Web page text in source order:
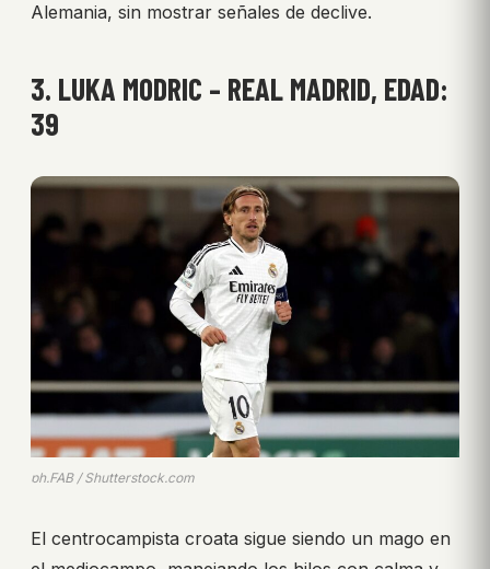
Alemania, sin mostrar señales de declive.
3. LUKA MODRIC – REAL MADRID, EDAD:
39
ph.FAB / Shutterstock.com
El centrocampista croata sigue siendo un mago en